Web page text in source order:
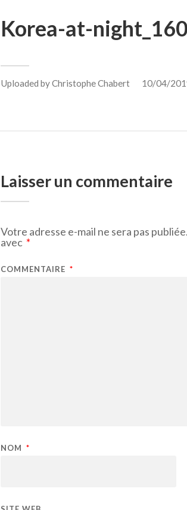
Korea-at-
Uploaded byChristophe Chabert 10/04/
Laisser un commentaire
Votre adresse e-mail ne sera pas publiée.
avec *
COMMENTAIRE *
NOM *